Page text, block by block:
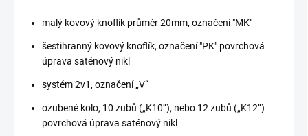
malý kovový knoflík průměr 20mm, označení "MK"
šestihranný kovový knoflík, označení "PK" povrchová
úprava saténový nikl
systém 2v1, označení „V“
ozubené kolo, 10 zubů („K10“), nebo 12 zubů („K12“)
povrchová úprava saténový nikl